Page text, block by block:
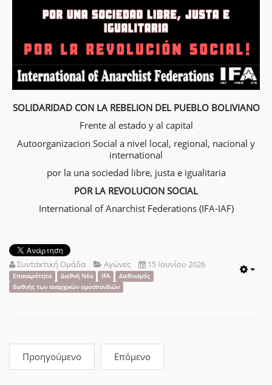
SOLIDARIDAD CON LA REBELION DEL PUEBLO BOLIVIANO
Frente al estado y al capital
Autoorganizacion Social a nivel local, regional, nacional y
international
por la una sociedad libre, justa e igualitaria
POR LA REVOLUCION SOCIAL
International of Anarchist Federations (IFA-IAF)
Συντακτική Ομάδα Αγώνες 15 Ιουνίου 2026
Επικαιρότητα Διεθνή Νέα IFA
Διεθνισμός
διεθνής των αναρχικών ομοσπονδιών
Προηγούμενο Επόμενο